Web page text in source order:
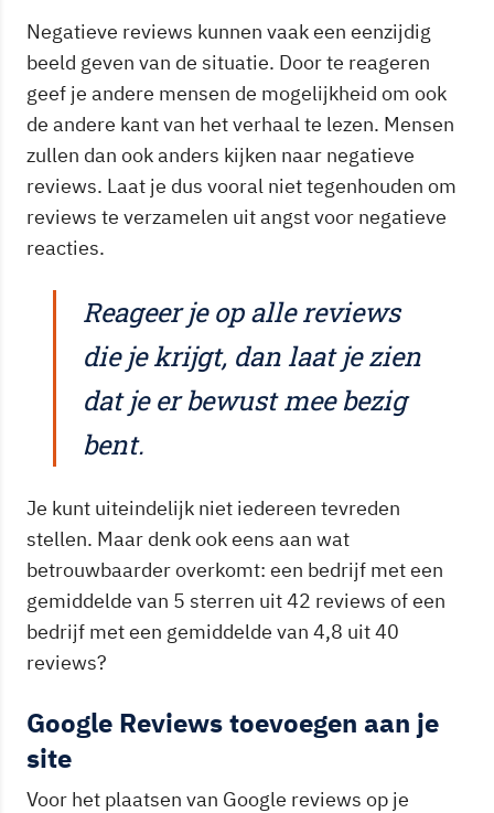
Negatieve reviews kunnen vaak een eenzijdig
beeld geven van de situatie. Door te reageren
geef je andere mensen de mogelijkheid om ook
de andere kant van het verhaal te lezen. Mensen
zullen dan ook anders kijken naar negatieve
reviews. Laat je dus vooral niet tegenhouden om
reviews te verzamelen uit angst voor negatieve
reacties.
Reageer je op alle reviews
die je krijgt, dan laat je zien
dat je er bewust mee bezig
bent.
Je kunt uiteindelijk niet iedereen tevreden
stellen. Maar denk ook eens aan wat
betrouwbaarder overkomt: een bedrijf met een
gemiddelde van 5 sterren uit 42 reviews of een
bedrijf met een gemiddelde van 4,8 uit 40
reviews?
Google Reviews toevoegen aan je
site
Voor het plaatsen van Google reviews op je